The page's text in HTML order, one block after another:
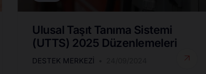
Ulusal Taşıt Tanıma Sistemi
(UTTS) 2025 Düzenlemeleri
DESTEK MERKEZI